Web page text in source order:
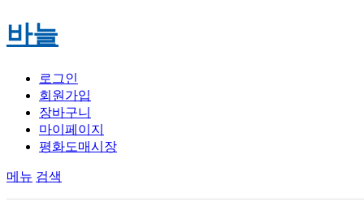
바늘
로그인
회원가입
장바구니
마이페이지
평화도매시장
메뉴 검색